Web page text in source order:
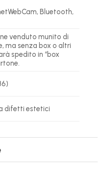
Bluetooth,
venduto munito di
ma senza box o altri
spedito in “box
difetti estetici